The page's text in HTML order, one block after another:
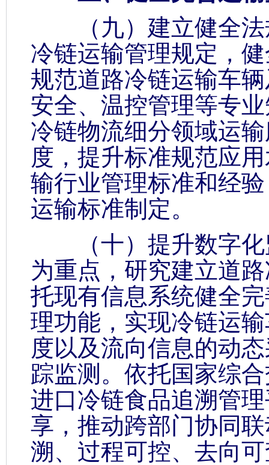
（九）建立健全法
冷链运输管理规定，
规范道路冷链运输车
安全、温控管理等专
冷链物流细分领域运
度，提升标准规范应
输行业管理标准和经
运输标准制定。
（十）提升数字化
为重点，研究建立道
托现有信息系统健全
理功能，实现冷链运
度以及流向信息的动
踪监测。依托国家综
进口冷链食品追溯管
享，推动跨部门协同
溯、过程可控、去向